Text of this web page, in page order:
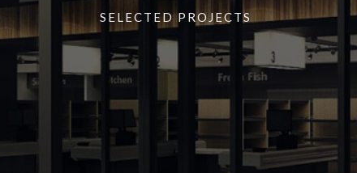
SELECTED PROJECTS